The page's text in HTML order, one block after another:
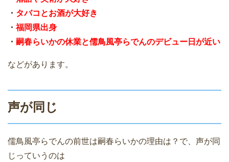
・ タバコとお酒が大好き
・福岡県出身
・ 嗣春らいかの休業と儒鳥風亭らでんのデビュー日が近い
などがあります。
声が同じ
儒鳥風亭らでんの前世は嗣春らいかの理由は？で、声が同
じっていうのは